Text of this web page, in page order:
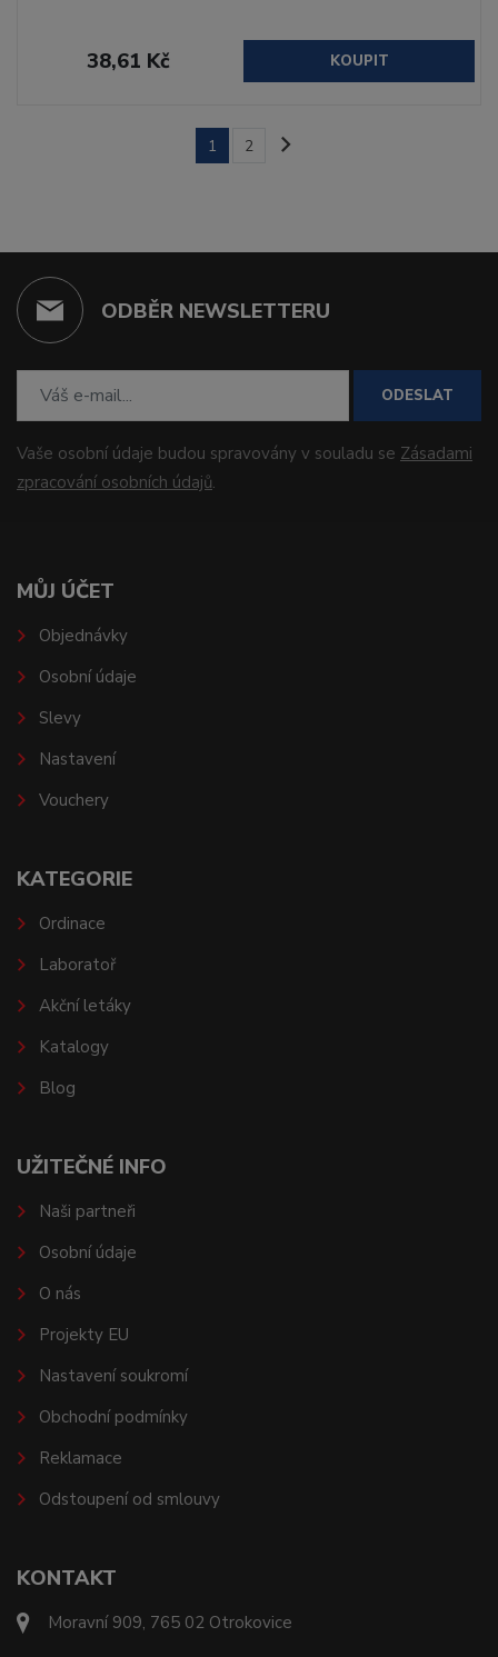
38,61 Kč KOUPIT
1 2
ODBĚR NEWSLETTERU
ODESLAT
Vaše osobní údaje budou spravovány v souladu se Zásadami
zpracování osobních údajů.
KONTAKT
Moravní 909, 765 02 Otrokovice
MŮJ ÚČET
Objednávky
Osobní údaje
Slevy
Nastavení
Vouchery
KATEGORIE
Ordinace
Laboratoř
Akční letáky
Katalogy
Blog
UŽITEČNÉ INFO
Naši partneři
Osobní údaje
O nás
Projekty EU
Nastavení soukromí
Obchodní podmínky
Reklamace
Odstoupení od smlouvy